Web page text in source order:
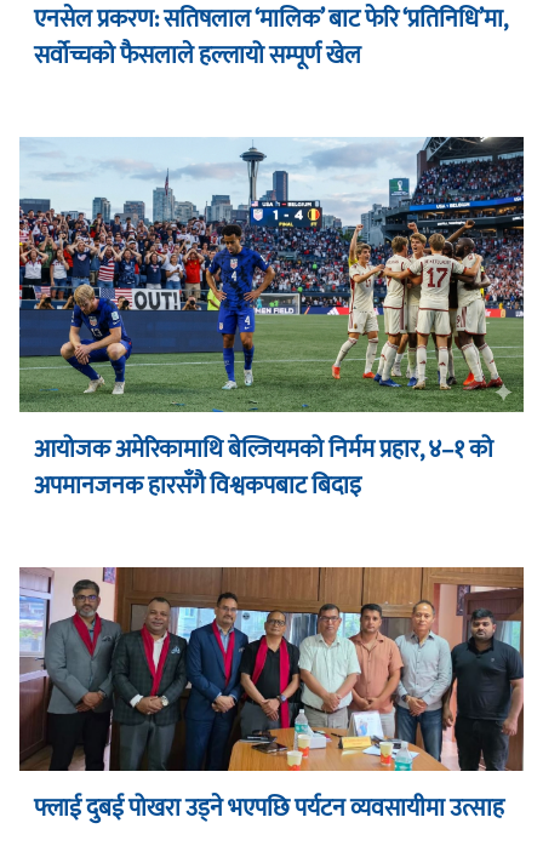
एनसेल प्रकरण: सतिषलाल ‘मालिक’ बाट फेरि ‘प्रतिनिधि’मा,
सर्वोच्चको फैसलाले हल्लायो सम्पूर्ण खेल
आयोजक अमेरिकामाथि बेल्जियमको निर्मम प्रहार, ४–१ को
अपमानजनक हारसँगै विश्वकपबाट बिदाइ
फ्लाई दुबई पोखरा उड्ने भएपछि पर्यटन व्यवसायीमा उत्साह